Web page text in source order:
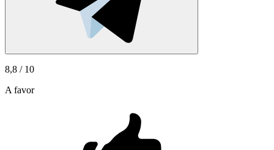
8,8 / 10
A favor